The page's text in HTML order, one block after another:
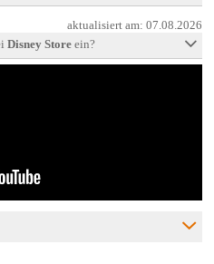
aktualisiert am:07.08.2026
Disney Storeein?